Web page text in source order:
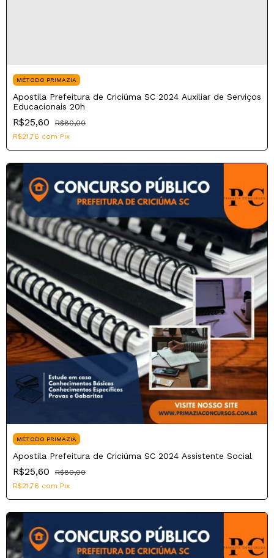
MÉTODO PRIMAZIA
Apostila Prefeitura de Criciúma SC 2024 Auxiliar de Serviços
Educacionais 20h
R$25,60
R$80,00
R$21,76 com Pix
MÉTODO PRIMAZIA
Apostila Prefeitura de Criciúma SC 2024 Assistente Social
R$25,60
R$80,00
R$21,76 com Pix